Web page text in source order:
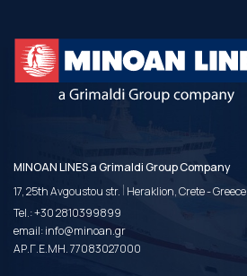
MINOAN LINES a Grimaldi Group Company
17, 25th Avgoustou str. | Heraklion, Crete - Greece
Tel.:+30 2810399899
email:info@minoan.gr
ΑΡ.Γ.Ε.ΜΗ. 77083027000